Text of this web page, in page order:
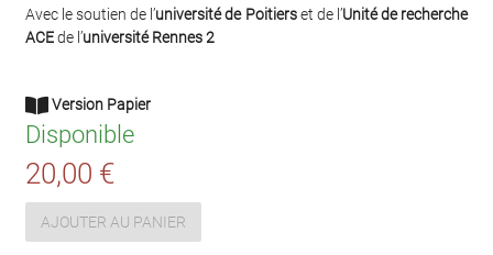
Avec le soutien de l’université de Poitierset de l’Unité de recherche
ACEde l’université Rennes 2
Version Papier
Disponible
20,00 €
AJOUTER AU PANIER